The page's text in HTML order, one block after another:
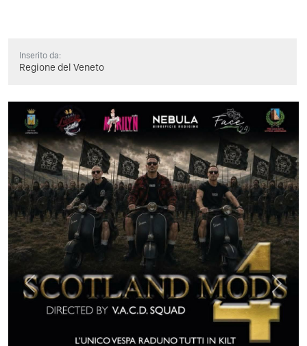
Inserito da:
Regione del Veneto
Previous Next